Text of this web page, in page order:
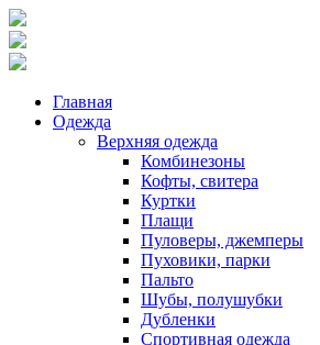
Главная
Одежда
Верхняя одежда
Комбинезоны
Кофты, свитера
Куртки
Плащи
Пуловеры, джемперы
Пуховики, парки
Пальто
Шубы, полушубки
Дубленки
Спортивная одежда